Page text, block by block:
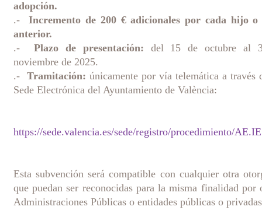
adopción.
.-Incremento de 200 € adicionales por cada hijo
anterior.
.- Plazo de presentación: del 15 de octubre al
noviembre de 2025.
.- Tramitación: únicamente por vía telemática a través
Sede Electrónica del Ayuntamiento de València:
https://sede.valencia.es/sede/registro/procedimiento/
Esta subvención será compatible con cualquier otra
que puedan ser reconocidas para la misma finalidad por
Administraciones Públicas o entidades públicas o